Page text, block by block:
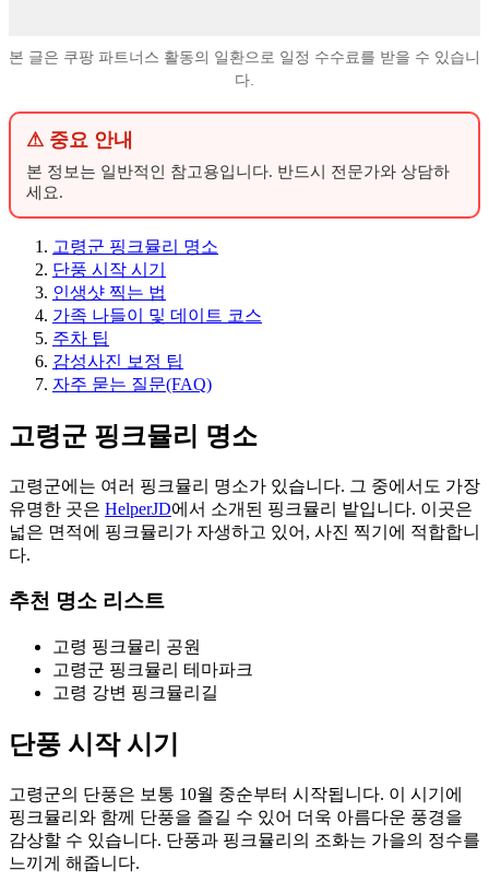
본 글은 쿠팡 파트너스 활동의 일환으로 일정 수수료를 받을 수 있습니
다.
⚠ 중요 안내
본 정보는 일반적인 참고용입니다. 반드시 전문가와 상담하
세요.
고령군 핑크뮬리 명소
단풍 시작 시기
인생샷 찍는 법
가족 나들이 및 데이트 코스
주차 팁
감성사진 보정 팁
자주 묻는 질문(FAQ)
고령군 핑크뮬리 명소
고령군에는 여러 핑크뮬리 명소가 있습니다. 그 중에서도 가장
유명한 곳은 HelperJD에서 소개된 핑크뮬리 밭입니다. 이곳은
넓은 면적에 핑크뮬리가 자생하고 있어, 사진 찍기에 적합합니
다.
추천 명소 리스트
고령 핑크뮬리 공원
고령군 핑크뮬리 테마파크
고령 강변 핑크뮬리길
단풍 시작 시기
고령군의 단풍은 보통 10월 중순부터 시작됩니다. 이 시기에
핑크뮬리와 함께 단풍을 즐길 수 있어 더욱 아름다운 풍경을
감상할 수 있습니다. 단풍과 핑크뮬리의 조화는 가을의 정수를
느끼게 해줍니다.